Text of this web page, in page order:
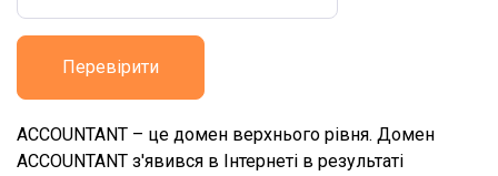
Перевірити
ACCOUNTANT – це домен верхнього рівня. Домен
ACCOUNTANT з'явився в Інтернеті в результаті